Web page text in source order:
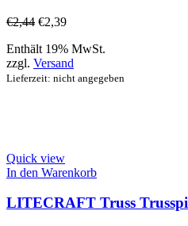
€2,44 €2,39
Enthält 19% MwSt.
zzgl. Versand
Lieferzeit: nicht angegeben
Quick view
In den Warenkorb
LITECRAFT Truss